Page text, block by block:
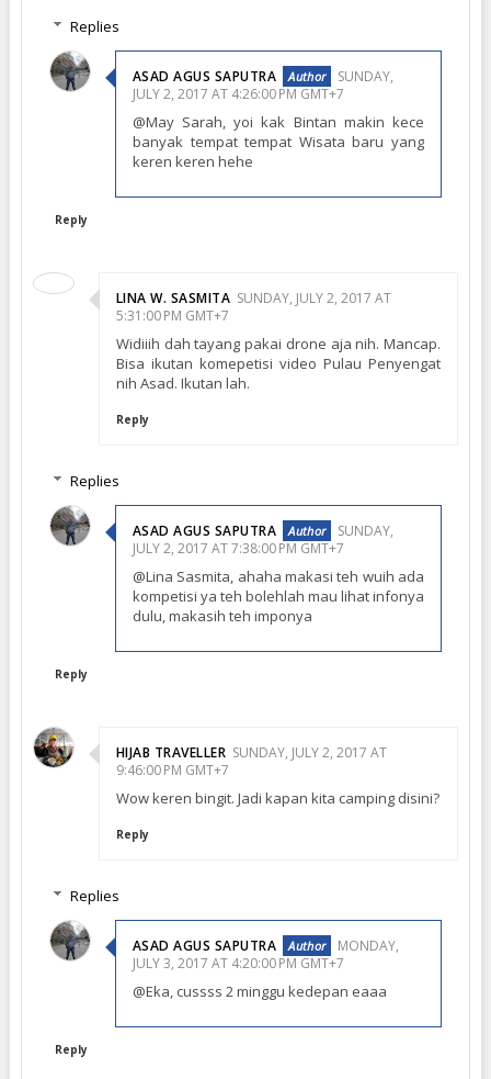
Replies
ASAD AGUS SAPUTRA
SUNDAY,
JULY 2, 2017 AT 4:26:00 PM GMT+7
@May Sarah, yoi kak Bintan makin kece
banyak tempat tempat Wisata baru yang
keren keren hehe
Reply
LINA W. SASMITA SUNDAY, JULY 2, 2017 AT
5:31:00 PM GMT+7
Widiiih dah tayang pakai drone aja nih. Mancap.
Bisa ikutan komepetisi video Pulau Penyengat
nih Asad. Ikutan lah.
Reply
Replies
ASAD AGUS SAPUTRA
SUNDAY,
JULY 2, 2017 AT 7:38:00 PM GMT+7
@Lina Sasmita, ahaha makasi teh wuih ada
kompetisi ya teh bolehlah mau lihat infonya
dulu, makasih teh imponya
Reply
HIJAB TRAVELLER SUNDAY, JULY 2, 2017 AT
9:46:00 PM GMT+7
Wow keren bingit. Jadi kapan kita camping disini?
Reply
Replies
ASAD AGUS SAPUTRA
MONDAY,
JULY 3, 2017 AT 4:20:00 PM GMT+7
@Eka, cussss 2 minggu kedepan eaaa
Reply